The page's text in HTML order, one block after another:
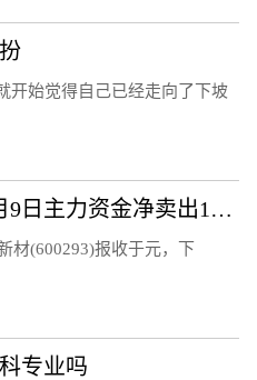
开始觉得自己已经走向了下坡
三峡新材（600293）8月9日主力资金净卖出120.48万元
材(600293)报收于元，下
专业吗